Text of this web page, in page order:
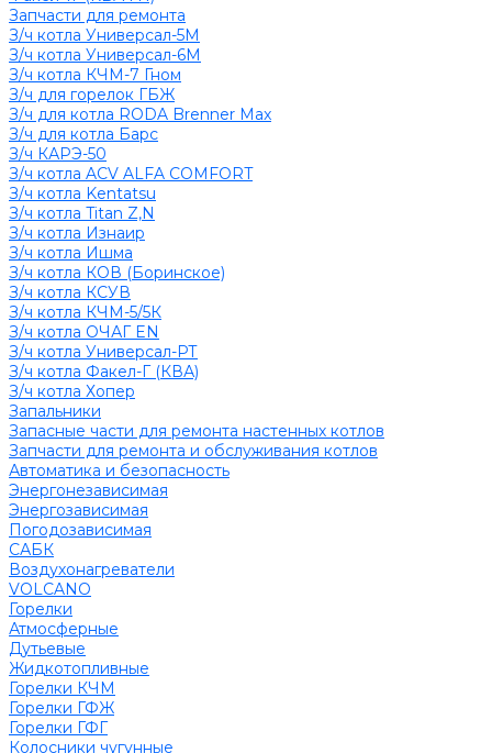
Запчасти для ремонта
З/ч котла Универсал-5М
З/ч котла Универсал-6М
З/ч котла КЧМ-7 Гном
З/ч для горелок ГБЖ
З/ч для котла RODA Brenner Max
З/ч для котла Барс
З/ч КАРЭ-50
З/ч котла ACV ALFA COMFORT
З/ч котла Kentatsu
З/ч котла Titan Z,N
З/ч котла Изнаир
З/ч котла Ишма
З/ч котла КОВ (Боринское)
З/ч котла КСУВ
З/ч котла КЧМ-5/5К
З/ч котла ОЧАГ EN
З/ч котла Универсал-РТ
З/ч котла Факел-Г (КВА)
З/ч котла Хопер
Запальники
Запасные части для ремонта настенных котлов
Запчасти для ремонта и обслуживания котлов
Автоматика и безопасность
Энергонезависимая
Энергозависимая
Погодозависимая
САБК
Воздухонагреватели
VOLCANO
Горелки
Атмосферные
Дутьевые
Жидкотопливные
Горелки КЧМ
Горелки ГФЖ
Горелки ГФГ
Колосники чугунные